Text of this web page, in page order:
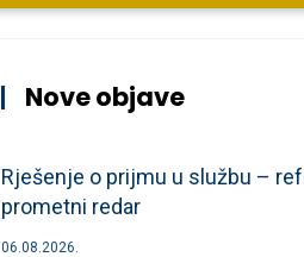
Nove objave
Rješenje o prijmu u službu –
prometni redar
06.08.2026.